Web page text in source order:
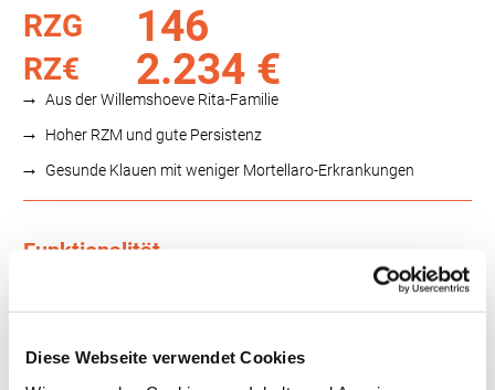
Diese Webseite verwendet Cookies
RZG 146
RZ€ 2.234 €
Aus der Willemshoeve Rita-Familie
Hoher RZM und gute Persistenz
Gesunde Klauen mit weniger Mortellaro-Erkrankungen
Funktionalität
124
RZR
RZKd